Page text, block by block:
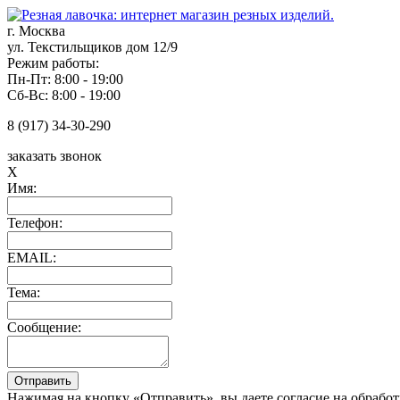
г. Москва
ул. Текстильщиков дом 12/9
Режим работы:
Пн-Пт: 8:00 - 19:00
Сб-Вс: 8:00 - 19:00
8 (917) 34-30-290
заказать звонок
X
Имя:
Телефон:
EMAIL:
Тема:
Сообщение: